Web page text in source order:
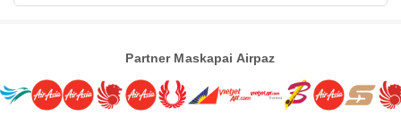
Partner Maskapai Airpaz